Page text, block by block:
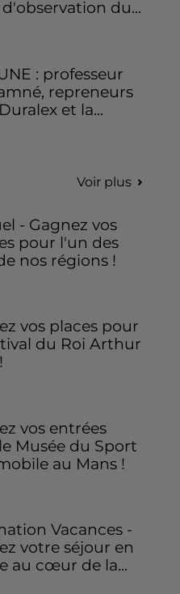
du...
: professeur
repreneurs
et la...
Voir plus
- Gagnez vos
pour l'un des
nos régions !
vos places pour
du Roi Arthur
vos entrées
Musée du Sport
au Mans !
Vacances -
votre séjour en
au cœur de la...